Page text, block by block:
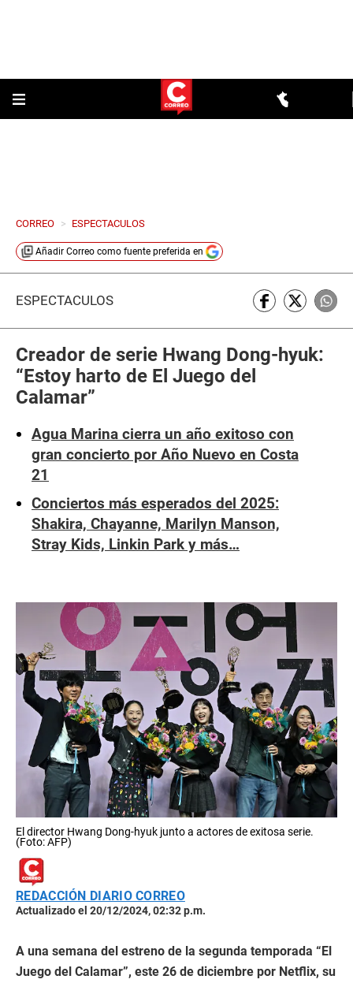
CORREO > ESPECTACULOS
Añadir Correo como fuente preferida en
ESPECTÁCULOS
Creador de serie Hwang Dong-hyuk:
“Estoy harto de El Juego del
Calamar”
Agua Marina cierra un año exitoso con
gran concierto por Año Nuevo en Costa
21
Conciertos más esperados del 2025:
Shakira, Chayanne, Marilyn Manson,
Stray Kids, Linkin Park y más…
El director Hwang Dong-hyuk junto a actores de exitosa serie.
(Foto: AFP)
REDACCIÓN DIARIO CORREO
Actualizado el 20/12/2024, 02:32 p.m.
A una semana del estreno de la segunda temporada “El
Juego del Calamar”, este 26 de diciembre por Netflix, su